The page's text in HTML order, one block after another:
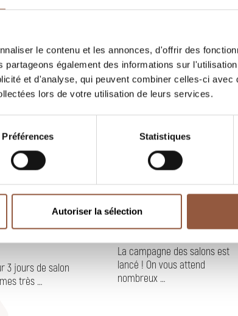
le contenu et les annonces, d'offrir des
également des informations sur
et d'analyse, qui peuvent combiner celles-ci avec
lors de votre utilisation de leurs services.
Préférences Statistiques
Autoriser la sélection
3 jours de salon
très …
Millésime Bio 2025
01.2025
La campagne des salons est
lancé ! On vous attend
nombreux …